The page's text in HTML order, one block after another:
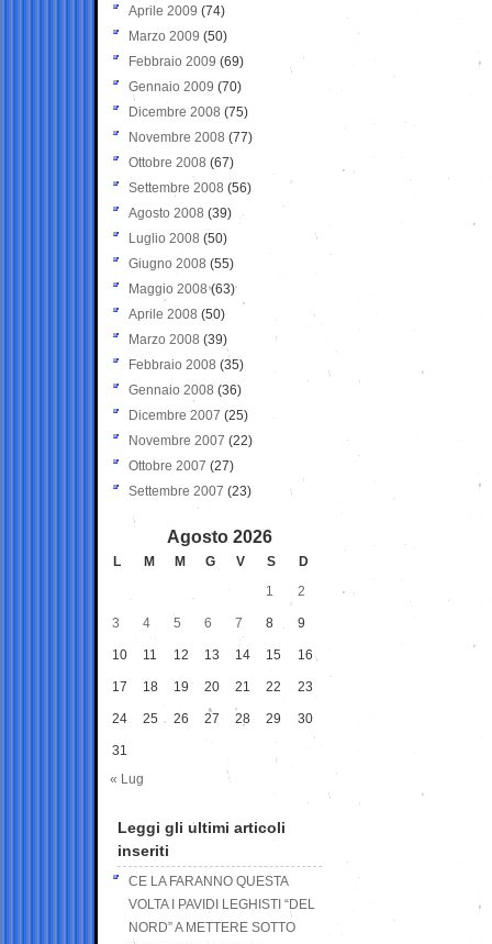
Aprile 2009 (74)
Marzo 2009 (50)
Febbraio 2009 (69)
Gennaio 2009 (70)
Dicembre 2008 (75)
Novembre 2008 (77)
Ottobre 2008 (67)
Settembre 2008 (56)
Agosto 2008 (39)
Luglio 2008 (50)
Giugno 2008 (55)
Maggio 2008(63)
Aprile 2008 (50)
Marzo 2008 (39)
Febbraio 2008 (35)
Gennaio 2008 (36)
Dicembre 2007 (25)
Novembre 2007 (22)
Ottobre 2007 (27)
Settembre 2007 (23)
Agosto 2026
L M M G V S
D
1
2
3 4 5 6 7 8 9
10 11 12 13 14 15 16
17 18 19 20 21 22 23
24 25 26 27 28 29 30
31
« Lug
Leggi gli ultimi articoli
inseriti
CE LA FARANNO QUESTA
VOLTA I PAVIDI LEGHISTI “DEL
NORD” A METTERE SOTTO